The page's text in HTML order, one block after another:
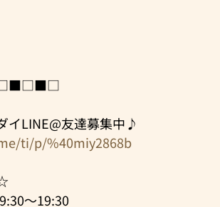
イLINE@友達募集中♪
ti/p/%40miy2868b
～19:30